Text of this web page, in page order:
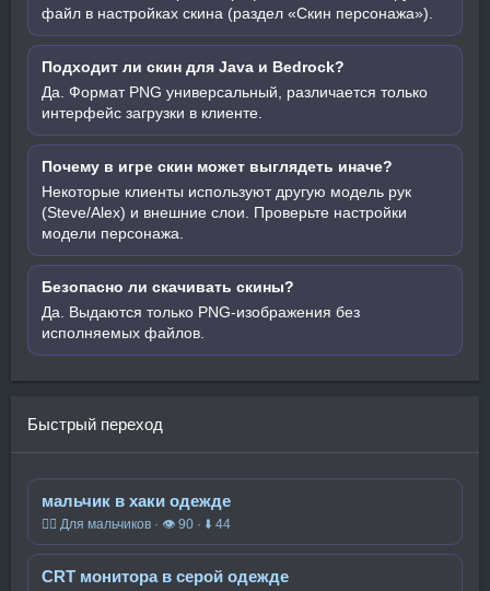
файл в настройках скина (раздел «Скин персонажа»).
Подходит ли скин для Java и Bedrock?
Да. Формат PNG универсальный, различается только
интерфейс загрузки в клиенте.
Почему в игре скин может выглядеть иначе?
Некоторые клиенты используют другую модель рук
(Steve/Alex) и внешние слои. Проверьте настройки
модели персонажа.
Безопасно ли скачивать скины?
Да. Выдаются только PNG-изображения без
исполняемых файлов.
Быстрый переход
мальчик в хаки одежде
🧍‍♂️ Для мальчиков · 👁 90 · ⬇ 44
CRT монитора в серой одежде